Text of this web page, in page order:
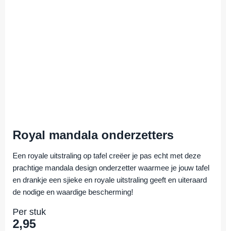
Royal mandala onderzetters
Een royale uitstraling op tafel creëer je pas echt met deze
prachtige mandala design onderzetter waarmee je jouw tafel
en drankje een sjieke en royale uitstraling geeft en uiteraard
de nodige en waardige bescherming!
Per stuk
2,95